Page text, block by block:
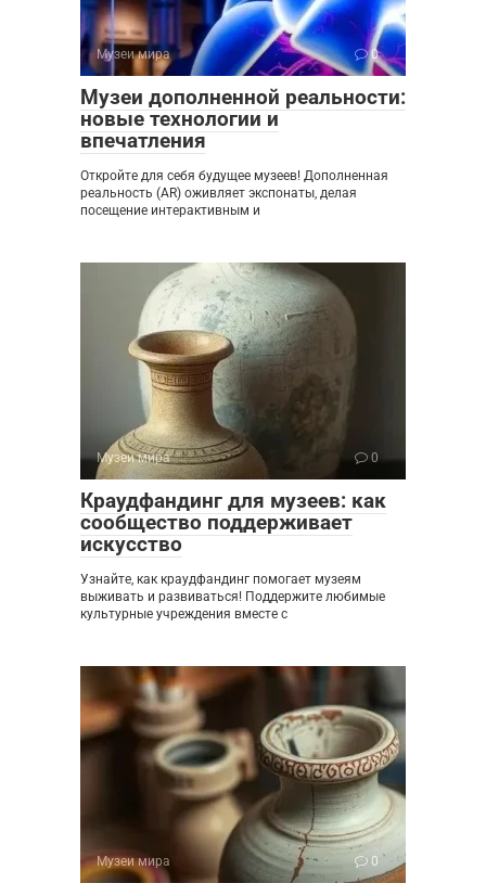
Музеи мира 0
Музеи дополненной реальности:
новые технологии и
впечатления
Откройте для себя будущее музеев! Дополненная
реальность (AR) оживляет экспонаты, делая
посещение интерактивным и
Музеи мира 0
Краудфандинг для музеев: как
сообщество поддерживает
искусство
Узнайте, как краудфандинг помогает музеям
выживать и развиваться! Поддержите любимые
культурные учреждения вместе с
Музеи мира 0